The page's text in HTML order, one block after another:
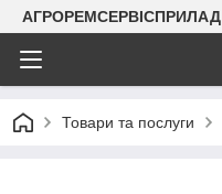
АГРОРЕМСЕРВІСПРИЛАД
Товари та послуги